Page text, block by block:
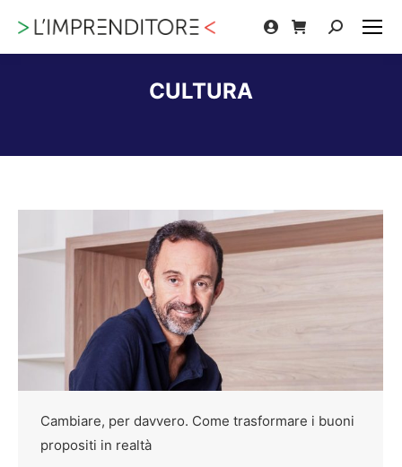
Cerca:
CULTURA
Cambiare, per davvero. Come trasformare i buoni
propositi in realtà